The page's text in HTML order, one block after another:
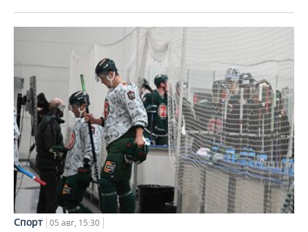
Спорт 05 авг, 15:30